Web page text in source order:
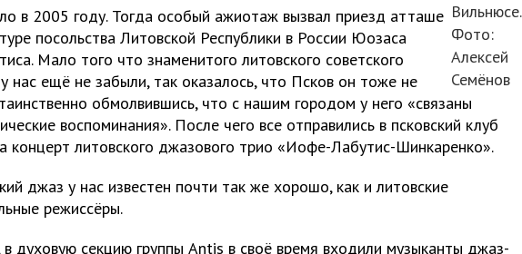
Вильнюсе.
Фото:
Алексей
Семёнов
в 2005 году. Тогда особый ажиотаж вызвал приезд атташе
посольства Литовской Республики в России Юозаса
Мало того что знаменитого литовского советского
нас ещё не забыли, так оказалось, что Псков он тоже не
обмолвившись, что с нашим городом у него «связаны
воспоминания». После чего все отправились в псковский клуб
концерт литовского джазового трио «Иофе-Лабутис-Шинкаренко».
джаз у нас известен почти так же хорошо, как и литовские
режиссёры.
в духовую секцию группы Antis в своё время входили музыканты джаз-